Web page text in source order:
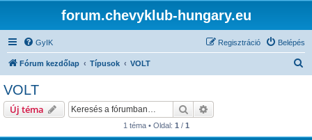
forum.chevyklub-hungary.eu
GyIK Belépés
Regisztráció
Fórum kezdőlap Típusok VOLT
VOLT
Új téma Keresés
1 téma • Oldal: 1 / 1